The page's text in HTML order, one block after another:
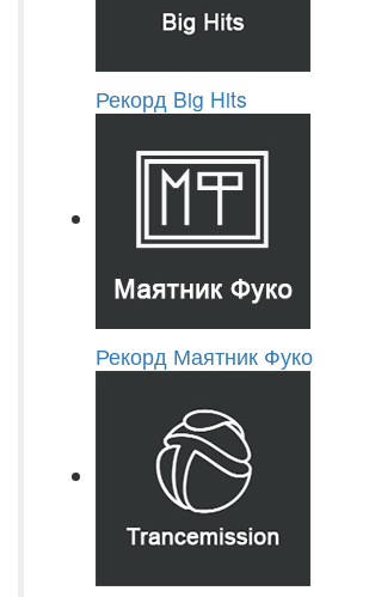
Рекорд Big Hits
Рекорд Маятник Фуко